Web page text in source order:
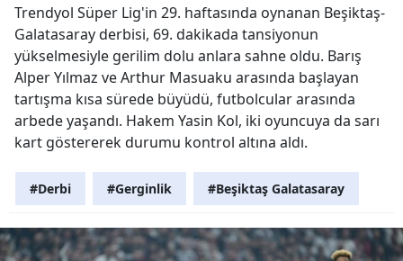
Trendyol Süper Lig'in 29. haftasında oynanan Beşiktaş-
Galatasaray derbisi, 69. dakikada tansiyonun
yükselmesiyle gerilim dolu anlara sahne oldu. Barış
Alper Yılmaz ve Arthur Masuaku arasında başlayan
tartışma kısa sürede büyüdü, futbolcular arasında
arbede yaşandı. Hakem Yasin Kol, iki oyuncuya da sarı
kart göstererek durumu kontrol altına aldı.
#Derbi #Gerginlik #Beşiktaş Galatasaray